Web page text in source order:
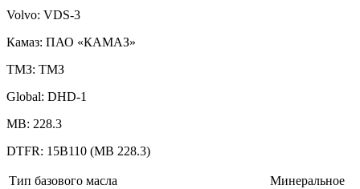
Volvo: VDS-3
Камаз: ПАО «КАМАЗ»
ТМЗ: ТМЗ
Global: DHD-1
MB: 228.3
DTFR: 15B110 (МВ 228.3)
Тип базового масла
Минеральное